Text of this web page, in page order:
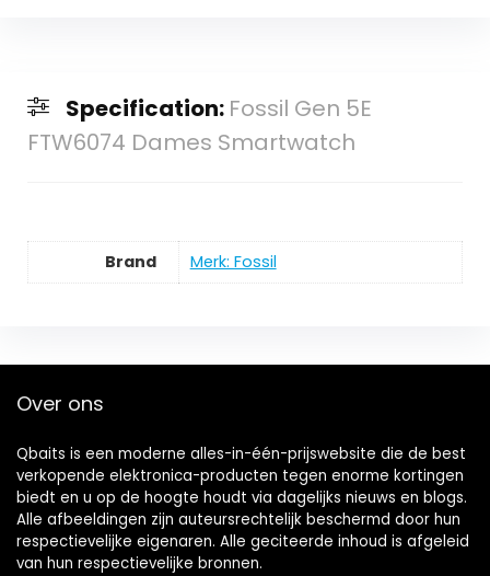
Specification: Fossil Gen 5E
FTW6074 Dames Smartwatch
Brand Merk: Fossil
Over ons
Qbaits is een moderne alles-in-één-prijswebsite die de best
verkopende elektronica-producten tegen enorme kortingen
biedt en u op de hoogte houdt via dagelijks nieuws en blogs.
Alle afbeeldingen zijn auteursrechtelijk beschermd door hun
respectievelijke eigenaren. Alle geciteerde inhoud is afgeleid
van hun respectievelijke bronnen.